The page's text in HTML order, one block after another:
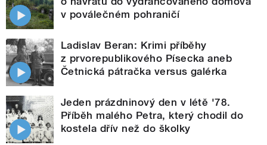
v poválečném pohraničí
Ladislav Beran: Krimi příběhy
z prvorepublikového Písecka aneb
Četnická pátračka versus galérka
Jeden prázdninový den v létě '78.
Příběh malého Petra, který chodil do
kostela dřív než do školky